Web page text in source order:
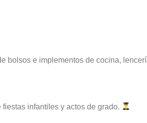
bolsos e implementos de cocina,
infantiles y actos de grado.